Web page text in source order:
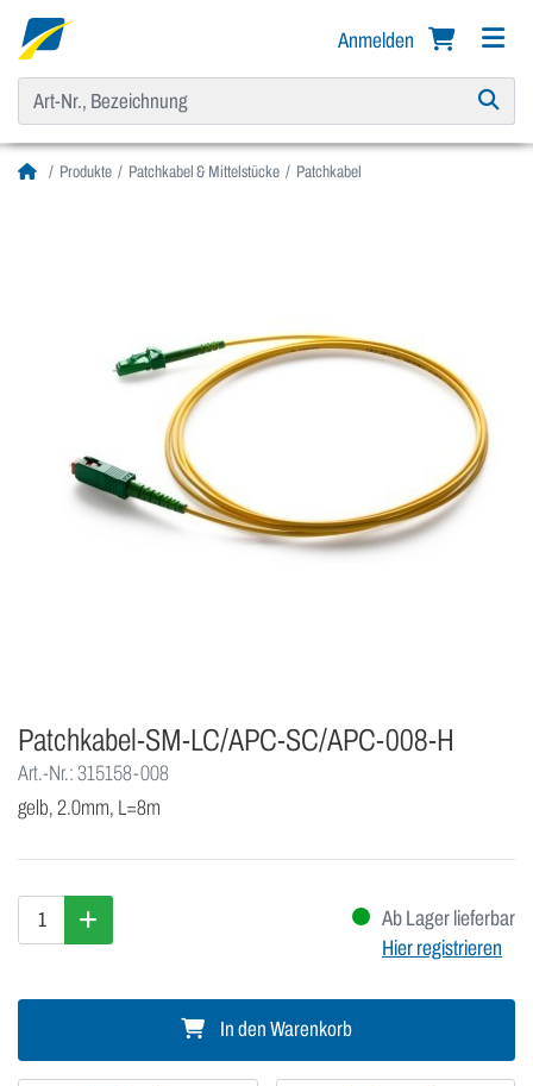
Anmelden
Produkte Patchkabel & Mittelstücke Patchkabel
Patchkabel-SM-LC/APC-SC/APC-008-H
Art.-Nr.: 315158-008
gelb, 2.0mm, L=8m
Ab Lager lieferbar
Hier registrieren
In den Warenkorb